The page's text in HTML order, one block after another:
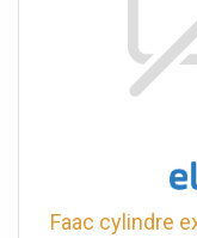
Faac cylindre